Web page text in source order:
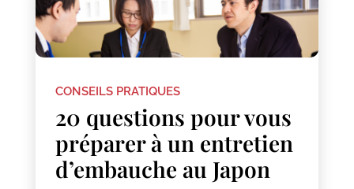
CONSEILS PRATIQUES
20 questions pour vous
préparer à un entretien
d’embauche au Japon